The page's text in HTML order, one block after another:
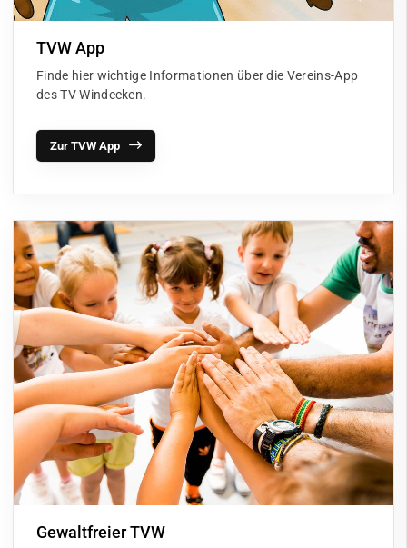
TVW App
Finde hier wichtige Informationen über die Vereins-App
des TV Windecken.
Zur TVW App
Gewaltfreier TVW